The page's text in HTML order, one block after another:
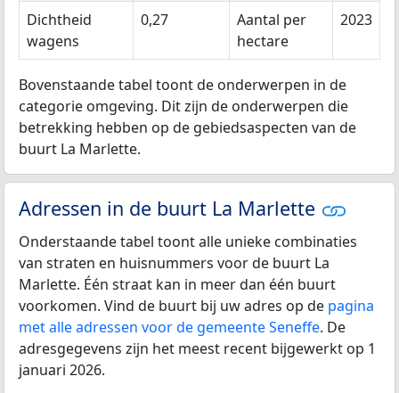
Dichtheid
wagens
0,27
Aantal per
hectare
2023
Bovenstaande tabel toont de onderwerpen in de
categorie omgeving. Dit zijn de onderwerpen die
betrekking hebben op de gebiedsaspecten van de
buurt La Marlette.
Adressen in de buurt La Marlette
Onderstaande tabel toont alle unieke combinaties
van straten en huisnummers voor de buurt La
Marlette. Één straat kan in meer dan één buurt
voorkomen. Vind de buurt bij uw adres op de pagina
met alle adressen voor de gemeente Seneffe. De
adresgegevens zijn het meest recent bijgewerkt op 1
januari 2026.